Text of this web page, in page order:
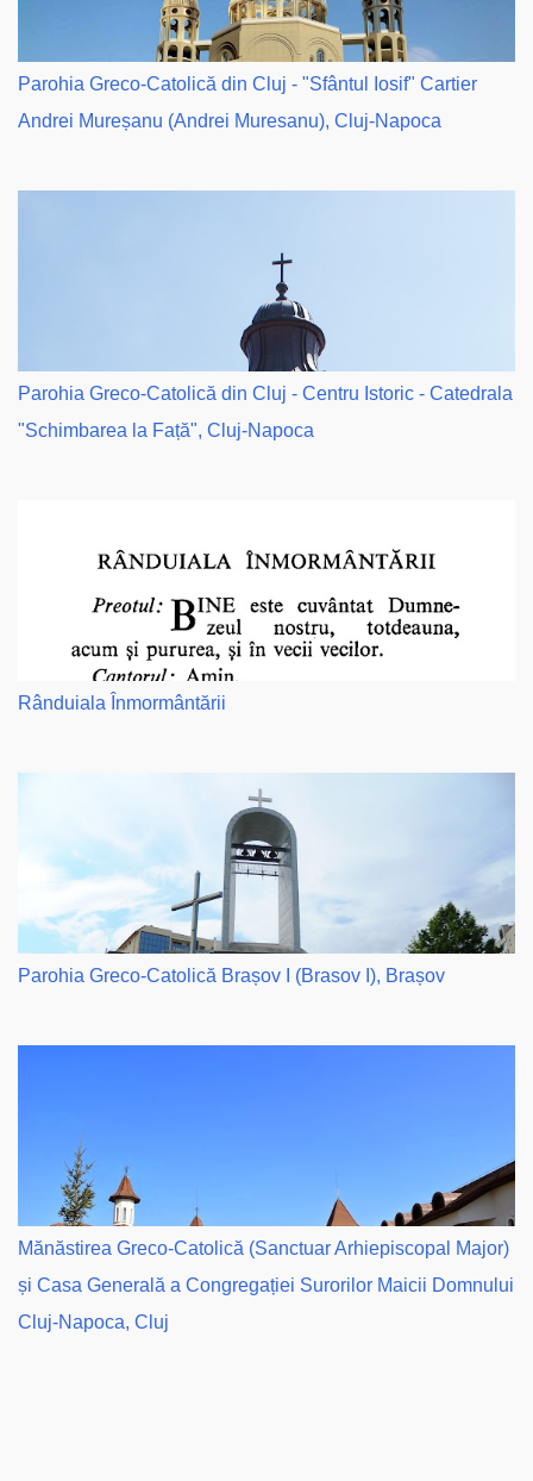
Parohia Greco-Catolică din Cluj - "Sfântul Iosif" Cartier
Andrei Mureșanu (Andrei Muresanu), Cluj-Napoca
Parohia Greco-Catolică din Cluj - Centru Istoric - Catedrala
"Schimbarea la Față", Cluj-Napoca
Rânduiala Înmormântării
Parohia Greco-Catolică Brașov I (Brasov I), Brașov
Mănăstirea Greco-Catolică (Sanctuar Arhiepiscopal Major)
și Casa Generală a Congregației Surorilor Maicii Domnului
Cluj-Napoca, Cluj